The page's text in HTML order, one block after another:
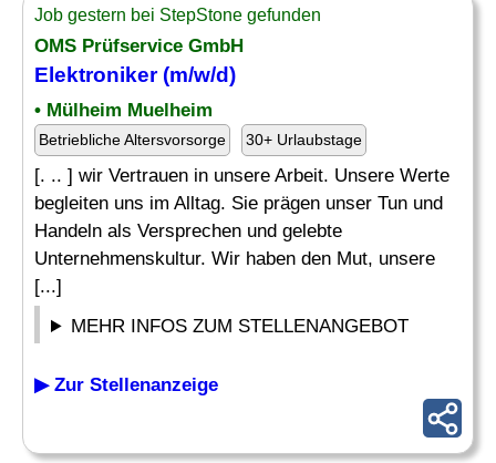
Job gestern bei StepStone gefunden
OMS Prüfservice GmbH
Elektroniker (m/w/d)
• Mülheim Muelheim
Betriebliche Altersvorsorge 30+ Urlaubstage
[. .. ] wir Vertrauen in unsere Arbeit. Unsere Werte
begleiten uns im Alltag. Sie prägen unser Tun und
Handeln als Versprechen und gelebte
Unternehmenskultur. Wir haben den Mut, unsere
[...]
MEHR INFOS ZUM STELLENANGEBOT
▶ Zur Stellenanzeige